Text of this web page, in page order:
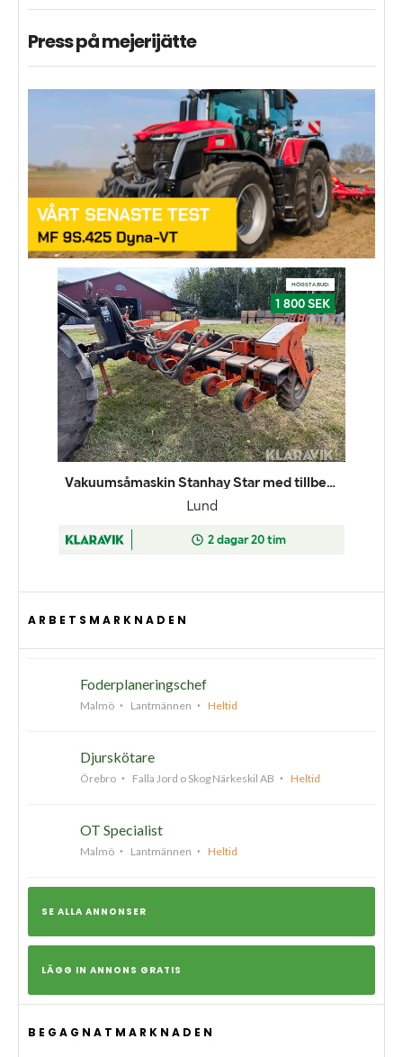
Press på mejerijätte
ARBETSMARKNADEN
Foderplaneringschef
Malmö Lantmännen Heltid
Djurskötare
Örebro Falla Jord o Skog Närkeskil AB Heltid
OT Specialist
Malmö Lantmännen Heltid
SE ALLA ANNONSER
LÄGG IN ANNONS GRATIS
BEGAGNATMARKNADEN